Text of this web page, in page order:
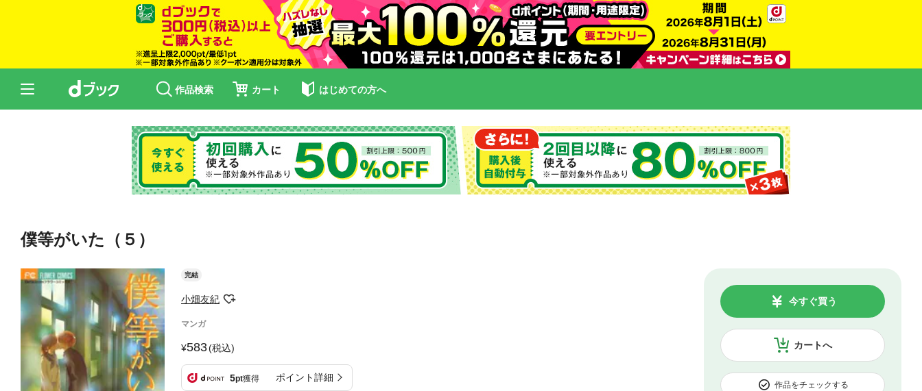
作品検索 カート はじめての方へ
僕等がいた（５）
完結
小畑友紀
マンガ
583(税込)
5pt獲得 ポイント詳細
カートへ
今すぐ買う
作品をチェックする